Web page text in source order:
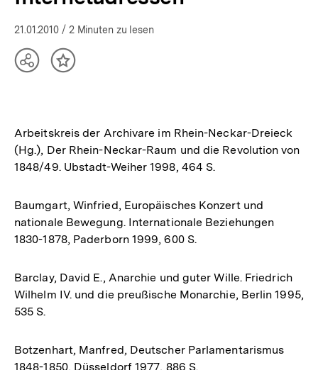
21.01.2010 / 2 Minuten zu lesen
TeilenInhalt
Arbeitskreis der Archivare im Rhein-Neckar-Dreieck
(Hg.), Der Rhein-Neckar-Raum und die Revolution von
1848/49. Ubstadt-Weiher 1998, 464 S.
Baumgart, Winfried, Europäisches Konzert und
nationale Bewegung. Internationale Beziehungen
1830-1878, Paderborn 1999, 600 S.
Barclay, David E., Anarchie und guter Wille. Friedrich
Wilhelm IV. und die preußische Monarchie, Berlin 1995,
535 S.
Botzenhart, Manfred, Deutscher Parlamentarismus
1848-1850, Düsseldorf 1977, 886 S.